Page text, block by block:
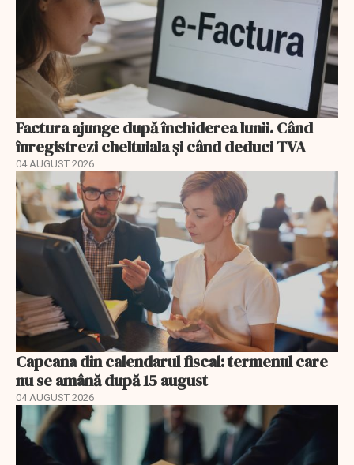
Factura ajunge după închiderea lunii. Când
înregistrezi cheltuiala și când deduci TVA
04 AUGUST 2026
Capcana din calendarul fiscal: termenul care
nu se amână după 15 august
04 AUGUST 2026